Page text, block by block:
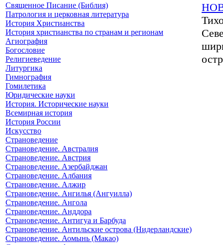
Священное Писание (Библия)
Патрология и церковная литература
История Христианства
История христианства по странам и регионам
Агиография
Богословие
Религиеведение
Литургика
Гимнография
Гомилетика
Юридические науки
История. Исторические науки
Всемирная история
История России
Искусство
Страноведение
Страноведение. Австралия
Страноведение. Австрия
Страноведение. Азербайджан
Страноведение. Албания
Страноведение. Алжир
Страноведение. Ангилья (Ангуилла)
Страноведение. Ангола
Страноведение. Анддора
Страноведение. Антигуа и Барбуда
Страноведение. Антильские острова (Нидерландские)
Страноведение. Аомынь (Макао)